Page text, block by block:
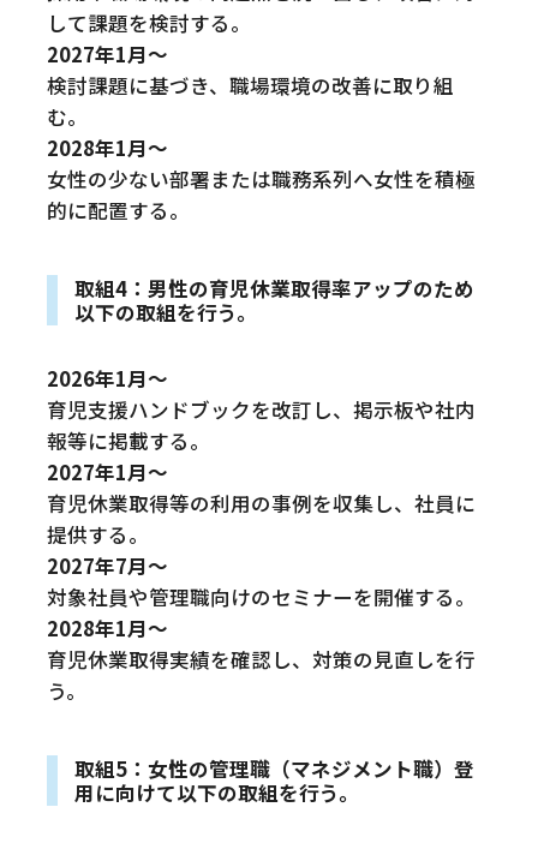
して課題を検討する。
2027年1月～
検討課題に基づき、職場環境の改善に取り組
む。
2028年1月～
女性の少ない部署または職務系列へ女性を積極
的に配置する。
取組4：男性の育児休業取得率アップのため
以下の取組を行う。
2026年1月～
育児支援ハンドブックを改訂し、掲示板や社内
報等に掲載する。
2027年1月～
育児休業取得等の利用の事例を収集し、社員に
提供する。
2027年7月～
対象社員や管理職向けのセミナーを開催する。
2028年1月～
育児休業取得実績を確認し、対策の見直しを行
う。
取組5：女性の管理職（マネジメント職）登
用に向けて以下の取組を行う。